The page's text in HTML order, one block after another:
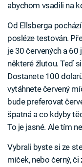
abychom vsadili na
Od Ellsberga
posléze testován.
je 30 červených a 60
některé žlutou. Teď
Dostanete 100
vytáhnete červený
bude preferovat
špatná a co kdyby
To je jasné. Ale tím
Vybrali byste si ze
míček, nebo černý,